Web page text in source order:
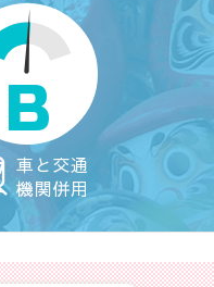
B
車と交通
機関併用